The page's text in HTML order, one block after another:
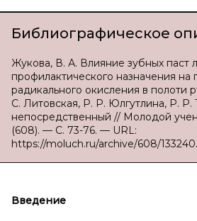
Библиографическое
Жукова, В. А. Влияние зубных паст
профилактического назначения
радикального окисления в полоти
С. Литовская, Р. Р. Юлгутлина, Р. Р.
непосредственный // Молодой
(608). — С. 73-76. — URL:
https://moluch.ru/archive/608/133240.
Введение